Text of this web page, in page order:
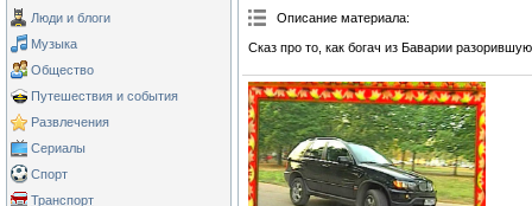
Люди и блоги
Музыка
Общество
Путешествия и события
Развлечения
Сериалы
Спорт
Транспорт
Описание материала:
Сказ про то, как богач из Баварии